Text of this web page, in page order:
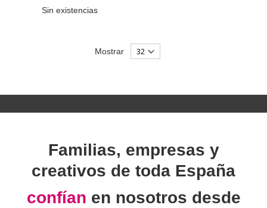
Sin existencias
Mostrar
Familias, empresas y
creativos de toda España
confían en nosotros desde